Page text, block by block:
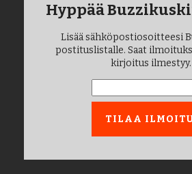
Hyppää
Lisää sähköpostiosoitteesi
postituslistalle. Saat
kirjoitus ilmestyy.